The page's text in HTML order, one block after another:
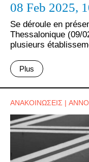
08 Feb 2025,
Se déroule en
Thessalonique (09/
plusieurs
Plus
ΑΝΑΚΟΙΝΩΣΕΙΣ |